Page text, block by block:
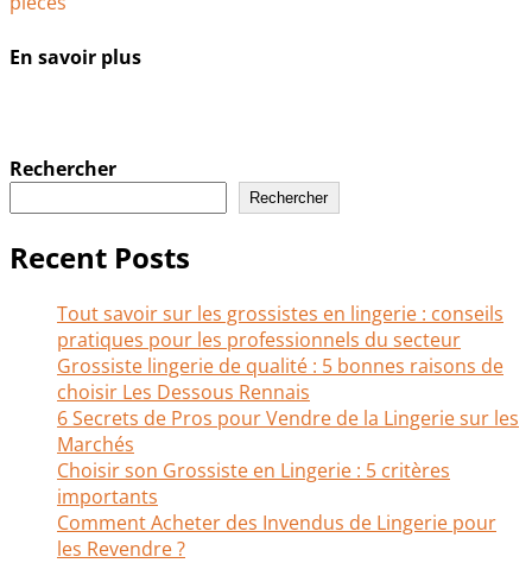
En savoir plus
Rechercher
Rechercher
Recent Posts
Tout savoir sur les grossistes en lingerie : conseils
pratiques pour les professionnels du secteur
Grossiste lingerie de qualité : 5 bonnes raisons de
choisir Les Dessous Rennais
6 Secrets de Pros pour Vendre de la Lingerie sur les
Marchés
Choisir son Grossiste en Lingerie : 5 critères
importants
Comment Acheter des Invendus de Lingerie pour
les Revendre ?